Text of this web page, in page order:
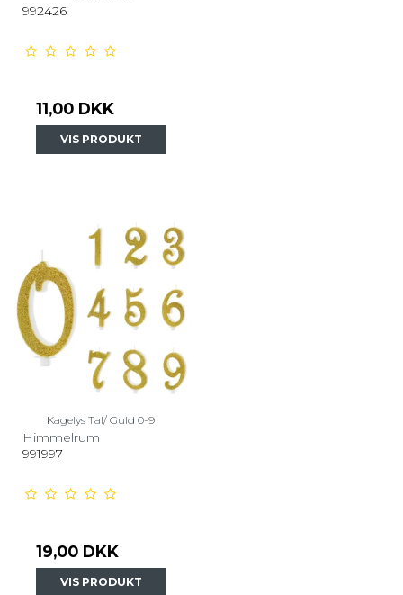
992426
11,00 DKK
VIS PRODUKT
Kagelys Tal/ Guld 0-9
Himmelrum
991997
19,00 DKK
VIS PRODUKT